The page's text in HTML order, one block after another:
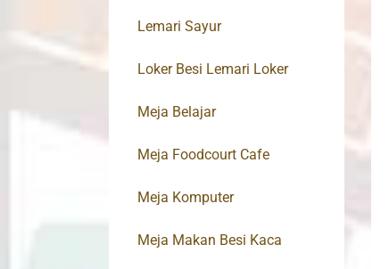
Lemari Sayur
Loker Besi Lemari Loker
Meja Belajar
Meja Foodcourt Cafe
Meja Komputer
Meja Makan Besi Kaca